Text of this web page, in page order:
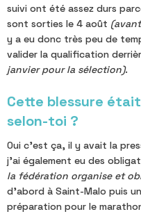
suivi ont été assez durs
sont sorties le 4 août
y a eu donc très peu de
valider la qualification
janvier pour la sélection).
Cette blessure
selon-toi ?
Oui c'est ça, il y avait la
j'ai également eu des
la fédération organise et
d'abord à Saint-Malo puis
préparation pour le